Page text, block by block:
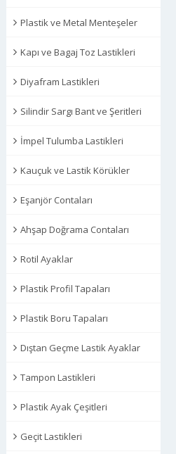
Plastik ve Metal Menteşeler
Kapı ve Bagaj Toz Lastikleri
Diyafram Lastikleri
Silindir Sargı Bant ve Şeritleri
İmpel Tulumba Lastikleri
Kauçuk ve Lastik Körükler
Eşanjör Contaları
Ahşap Doğrama Contaları
Rotil Ayaklar
Plastik Profil Tapaları
Plastik Boru Tapaları
Dıştan Geçme Lastik Ayaklar
Tampon Lastikleri
Plastik Ayak Çeşitleri
Geçit Lastikleri